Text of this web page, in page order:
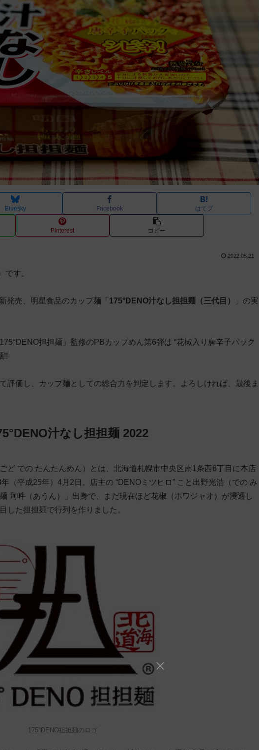
Bluesky Facebook はてブ
Pinterest コピー
2022.05.21
です。
発売、明星食品のカップ麺「 175°DENO汁なし担担麺（三代目）
」の実
担担麺」監修のPBカップめん第6弾は “花椒入り唐辛子パック
!!
評価し、カップ麺としての総合力を判定します。よろしければ、最後ま
汁なし担担麺 2022
ど での たんたんめん）とは、北海道札幌市中央区南1条西6丁目に本店
（平成25年）4月2日。店主の “DENOミツヒロ” こと出野光浩（での み
阿吽（あうん）」出身で、まだ現在ほど花椒（ホワジャオ）が浸透し
した担担麺で行列を作りました。
175°DENO担担麺のロゴ